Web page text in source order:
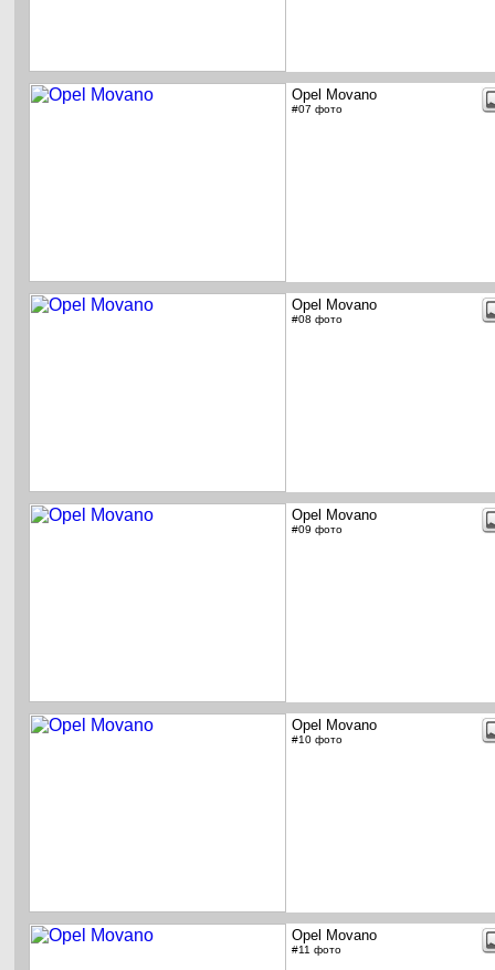
Opel Movano
#07 фото
Opel Movano
#08 фото
Opel Movano
#09 фото
Opel Movano
#10 фото
Opel Movano
#11 фото